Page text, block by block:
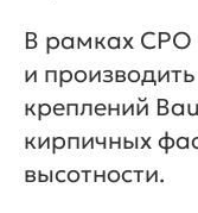
В рамках СРО
и
креплений
кирпичных
высотности.